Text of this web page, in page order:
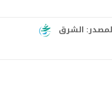
الشرق